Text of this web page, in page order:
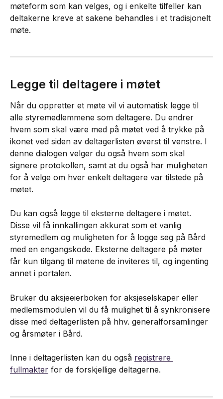
møteform som kan velges, og i enkelte tilfeller kan
deltakerne kreve at sakene behandles i et tradisjonelt
møte.
Legge til deltagere i møtet
Når du oppretter et møte vil vi automatisk legge til
alle styremedlemmene som deltagere. Du endrer
hvem som skal være med på møtet ved å trykke på
ikonet ved siden av deltagerlisten øverst til venstre. I
denne dialogen velger du også hvem som skal
signere protokollen, samt at du også har muligheten
for å velge om hver enkelt deltagere var tilstede på
møtet.
Du kan også legge til eksterne deltagere i møtet.
Disse vil få innkallingen akkurat som et vanlig
styremedlem og muligheten for å logge seg på Bård
med en engangskode. Eksterne deltagere på møter
får kun tilgang til møtene de inviteres til, og ingenting
annet i portalen.
Bruker du aksjeeierboken for aksjeselskaper eller
medlemsmodulen vil du få mulighet til å synkronisere
disse med deltagerlisten på hhv. generalforsamlinger
og årsmøter i Bård.
Inne i deltagerlisten kan du også registrere
fullmakter for de forskjellige deltagerne.